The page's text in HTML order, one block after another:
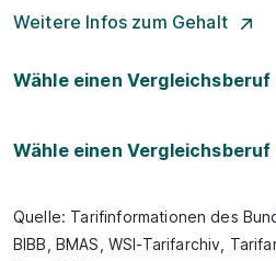
Weitere Infos zum Gehalt
Wähle einen Vergleichsberuf
Wähle einen Vergleichsberuf
Quelle: Tarifinformationen des
BIBB, BMAS, WSI-Tarifarchiv,